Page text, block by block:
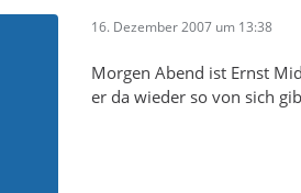
16. Dezember 2007 um 13:38
Morgen Abend ist Ernst
er da wieder so von sich